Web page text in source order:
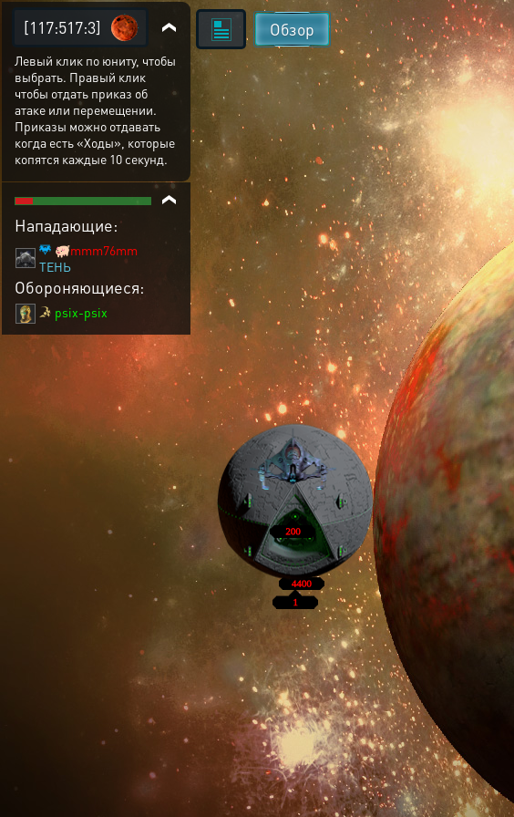
Обзор
[117:517:3]
Левый клик по юниту, чтобы
выбрать. Правый клик
чтобы отдать приказ об
атаке или перемещении.
Приказы можно отдавать
когда есть «Ходы», которые
копятся каждые 10 секунд.
Нападающие:
🐖mmm76mm
ТЕНЬ
Обороняющиеся:
psix-psix